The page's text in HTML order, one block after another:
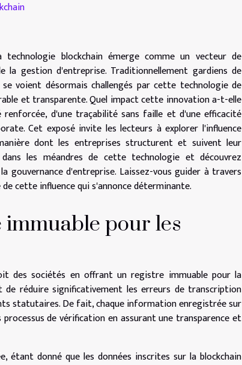
blockchain émerge comme un vecteur de
gestion d'entreprise. Traditionnellement gardiens de
voient désormais challengés par cette technologie de
et transparente. Quel impact cette innovation a-t-elle
d'une traçabilité sans faille et d'une efficacité
Cet exposé invite les lecteurs à explorer l'influence
dont les entreprises structurent et suivent leur
les méandres de cette technologie et découvrez
d'entreprise. Laissez-vous guider à travers
cette influence qui s'annonce déterminante.
pour les
des sociétés en offrant un registre immuable pour la
réduire significativement les erreurs de transcription
statutaires. De fait, chaque information enregistrée sur
de vérification en assurant une transparence et
donné que les données inscrites sur la blockchain